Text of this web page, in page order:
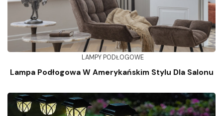
LAMPY PODŁOGOWE
Lampa Podłogowa W Amerykańskim Stylu Dla Salonu